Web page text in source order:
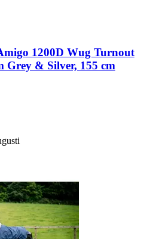
1200D Wug Turnout
Grey & Silver, 155 cm